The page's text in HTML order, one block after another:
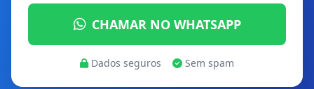
CHAMAR NO WHATSAPP
Dados seguros Sem spam